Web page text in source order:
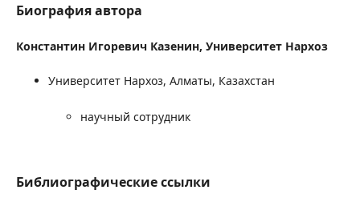
Биография автора
Константин Игоревич Казенин, Университет Нархоз
Университет Нархоз, Алматы, Казахстан
научный сотрудник
Библиографические ссылки